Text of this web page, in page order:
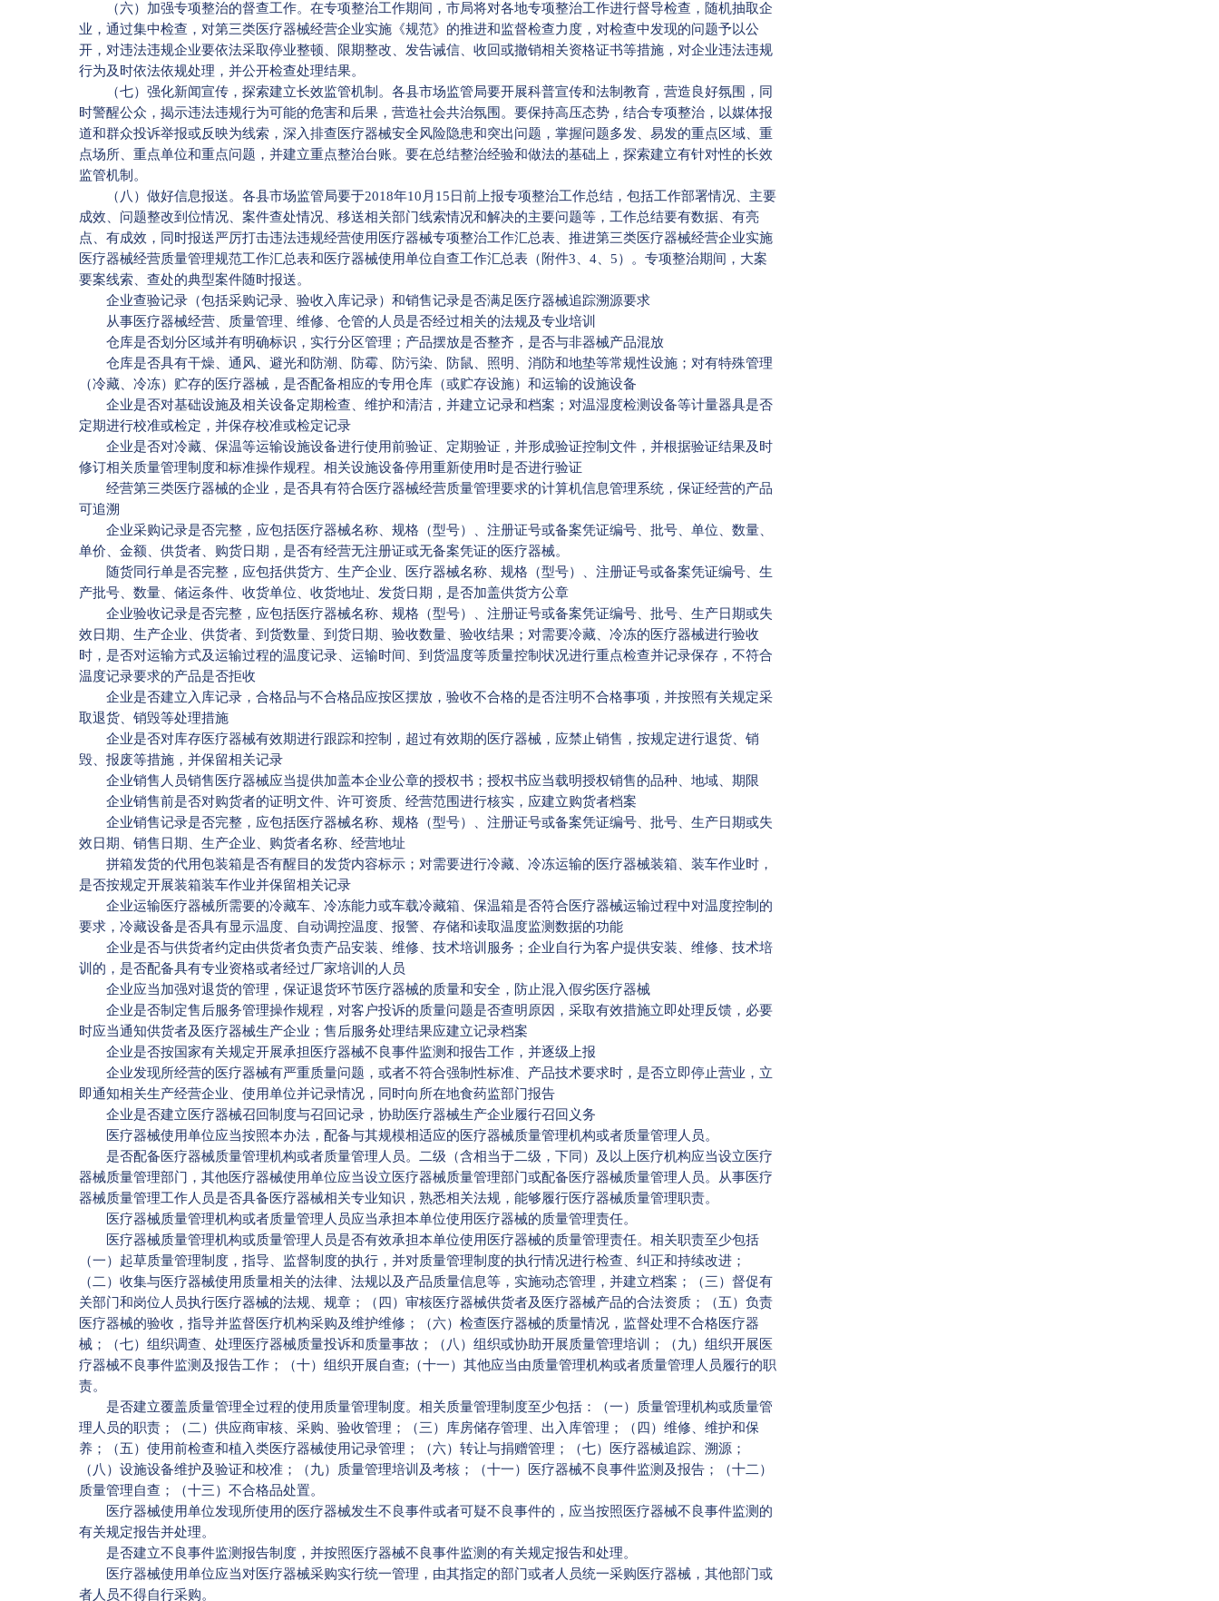
（六）加强专项整治的督查工作。在专项整治工作期间，市局将对各地专项整治工作进行督导检查，随机抽取企
业，通过集中检查，对第三类医疗器械经营企业实施《规范》的推进和监督检查力度，对检查中发现的问题予以公
开，对违法违规企业要依法采取停业整顿、限期整改、发告诫信、收回或撤销相关资格证书等措施，对企业违法违规
行为及时依法依规处理，并公开检查处理结果。
（七）强化新闻宣传，探索建立长效监管机制。各县市场监管局要开展科普宣传和法制教育，营造良好氛围，同
时警醒公众，揭示违法违规行为可能的危害和后果，营造社会共治氛围。要保持高压态势，结合专项整治，以媒体报
道和群众投诉举报或反映为线索，深入排查医疗器械安全风险隐患和突出问题，掌握问题多发、易发的重点区域、重
点场所、重点单位和重点问题，并建立重点整治台账。要在总结整治经验和做法的基础上，探索建立有针对性的长效
监管机制。
（八）做好信息报送。各县市场监管局要于2018年10月15日前上报专项整治工作总结，包括工作部署情况、主要
成效、问题整改到位情况、案件查处情况、移送相关部门线索情况和解决的主要问题等，工作总结要有数据、有亮
点、有成效，同时报送严厉打击违法违规经营使用医疗器械专项整治工作汇总表、推进第三类医疗器械经营企业实施
医疗器械经营质量管理规范工作汇总表和医疗器械使用单位自查工作汇总表（附件3、4、5）。专项整治期间，大案
要案线索、查处的典型案件随时报送。
企业查验记录（包括采购记录、验收入库记录）和销售记录是否满足医疗器械追踪溯源要求
从事医疗器械经营、质量管理、维修、仓管的人员是否经过相关的法规及专业培训
仓库是否划分区域并有明确标识，实行分区管理；产品摆放是否整齐，是否与非器械产品混放
仓库是否具有干燥、通风、避光和防潮、防霉、防污染、防鼠、照明、消防和地垫等常规性设施；对有特殊管理
（冷藏、冷冻）贮存的医疗器械，是否配备相应的专用仓库（或贮存设施）和运输的设施设备
企业是否对基础设施及相关设备定期检查、维护和清洁，并建立记录和档案；对温湿度检测设备等计量器具是否
定期进行校准或检定，并保存校准或检定记录
企业是否对冷藏、保温等运输设施设备进行使用前验证、定期验证，并形成验证控制文件，并根据验证结果及时
修订相关质量管理制度和标准操作规程。相关设施设备停用重新使用时是否进行验证
经营第三类医疗器械的企业，是否具有符合医疗器械经营质量管理要求的计算机信息管理系统，保证经营的产品
可追溯
企业采购记录是否完整，应包括医疗器械名称、规格（型号）、注册证号或备案凭证编号、批号、单位、数量、
单价、金额、供货者、购货日期，是否有经营无注册证或无备案凭证的医疗器械。
随货同行单是否完整，应包括供货方、生产企业、医疗器械名称、规格（型号）、注册证号或备案凭证编号、生
产批号、数量、储运条件、收货单位、收货地址、发货日期，是否加盖供货方公章
企业验收记录是否完整，应包括医疗器械名称、规格（型号）、注册证号或备案凭证编号、批号、生产日期或失
效日期、生产企业、供货者、到货数量、到货日期、验收数量、验收结果；对需要冷藏、冷冻的医疗器械进行验收
时，是否对运输方式及运输过程的温度记录、运输时间、到货温度等质量控制状况进行重点检查并记录保存，不符合
温度记录要求的产品是否拒收
企业是否建立入库记录，合格品与不合格品应按区摆放，验收不合格的是否注明不合格事项，并按照有关规定采
取退货、销毁等处理措施
企业是否对库存医疗器械有效期进行跟踪和控制，超过有效期的医疗器械，应禁止销售，按规定进行退货、销
毁、报废等措施，并保留相关记录
企业销售人员销售医疗器械应当提供加盖本企业公章的授权书；授权书应当载明授权销售的品种、地域、期限
企业销售前是否对购货者的证明文件、许可资质、经营范围进行核实，应建立购货者档案
企业销售记录是否完整，应包括医疗器械名称、规格（型号）、注册证号或备案凭证编号、批号、生产日期或失
效日期、销售日期、生产企业、购货者名称、经营地址
拼箱发货的代用包装箱是否有醒目的发货内容标示；对需要进行冷藏、冷冻运输的医疗器械装箱、装车作业时，
是否按规定开展装箱装车作业并保留相关记录
企业运输医疗器械所需要的冷藏车、冷冻能力或车载冷藏箱、保温箱是否符合医疗器械运输过程中对温度控制的
要求，冷藏设备是否具有显示温度、自动调控温度、报警、存储和读取温度监测数据的功能
企业是否与供货者约定由供货者负责产品安装、维修、技术培训服务；企业自行为客户提供安装、维修、技术培
训的，是否配备具有专业资格或者经过厂家培训的人员
企业应当加强对退货的管理，保证退货环节医疗器械的质量和安全，防止混入假劣医疗器械
企业是否制定售后服务管理操作规程，对客户投诉的质量问题是否查明原因，采取有效措施立即处理反馈，必要
时应当通知供货者及医疗器械生产企业；售后服务处理结果应建立记录档案
企业是否按国家有关规定开展承担医疗器械不良事件监测和报告工作，并逐级上报
企业发现所经营的医疗器械有严重质量问题，或者不符合强制性标准、产品技术要求时，是否立即停止营业，立
即通知相关生产经营企业、使用单位并记录情况，同时向所在地食药监部门报告
企业是否建立医疗器械召回制度与召回记录，协助医疗器械生产企业履行召回义务
医疗器械使用单位应当按照本办法，配备与其规模相适应的医疗器械质量管理机构或者质量管理人员。
是否配备医疗器械质量管理机构或者质量管理人员。二级（含相当于二级，下同）及以上医疗机构应当设立医疗
器械质量管理部门，其他医疗器械使用单位应当设立医疗器械质量管理部门或配备医疗器械质量管理人员。从事医疗
器械质量管理工作人员是否具备医疗器械相关专业知识，熟悉相关法规，能够履行医疗器械质量管理职责。
医疗器械质量管理机构或者质量管理人员应当承担本单位使用医疗器械的质量管理责任。
医疗器械质量管理机构或质量管理人员是否有效承担本单位使用医疗器械的质量管理责任。相关职责至少包括
（一）起草质量管理制度，指导、监督制度的执行，并对质量管理制度的执行情况进行检查、纠正和持续改进；
（二）收集与医疗器械使用质量相关的法律、法规以及产品质量信息等，实施动态管理，并建立档案；（三）督促有
关部门和岗位人员执行医疗器械的法规、规章；（四）审核医疗器械供货者及医疗器械产品的合法资质；（五）负责
医疗器械的验收，指导并监督医疗机构采购及维护维修；（六）检查医疗器械的质量情况，监督处理不合格医疗器
械；（七）组织调查、处理医疗器械质量投诉和质量事故；（八）组织或协助开展质量管理培训；（九）组织开展医
疗器械不良事件监测及报告工作；（十）组织开展自查;（十一）其他应当由质量管理机构或者质量管理人员履行的职
责。
是否建立覆盖质量管理全过程的使用质量管理制度。相关质量管理制度至少包括：（一）质量管理机构或质量管
理人员的职责；（二）供应商审核、采购、验收管理；（三）库房储存管理、出入库管理；（四）维修、维护和保
养；（五）使用前检查和植入类医疗器械使用记录管理；（六）转让与捐赠管理；（七）医疗器械追踪、溯源；
（八）设施设备维护及验证和校准；（九）质量管理培训及考核；（十一）医疗器械不良事件监测及报告；（十二）
质量管理自查；（十三）不合格品处置。
医疗器械使用单位发现所使用的医疗器械发生不良事件或者可疑不良事件的，应当按照医疗器械不良事件监测的
有关规定报告并处理。
是否建立不良事件监测报告制度，并按照医疗器械不良事件监测的有关规定报告和处理。
医疗器械使用单位应当对医疗器械采购实行统一管理，由其指定的部门或者人员统一采购医疗器械，其他部门或
者人员不得自行采购。